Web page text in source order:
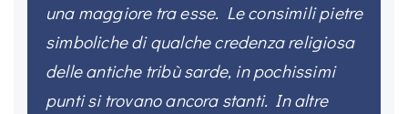
una maggiore tra esse. Le consimili pietre
simboliche di qualche credenza religiosa
delle antiche tribù sarde, in pochissimi
punti si trovano ancora stanti. In altre